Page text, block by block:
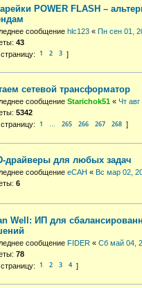
POWER FLASH –
сообщение hlc123 « Пн сен 01,
43
1 2 3
сетевой трансформатор
сообщение Starichok51 « Чт
5342
1 … 265 266 267 268
драйверы для любых задач
сообщение eCAH « Вс мар 02,
6
Well: ИП для
сообщение FIDER « Сб май 04,
78
1 2 3 4